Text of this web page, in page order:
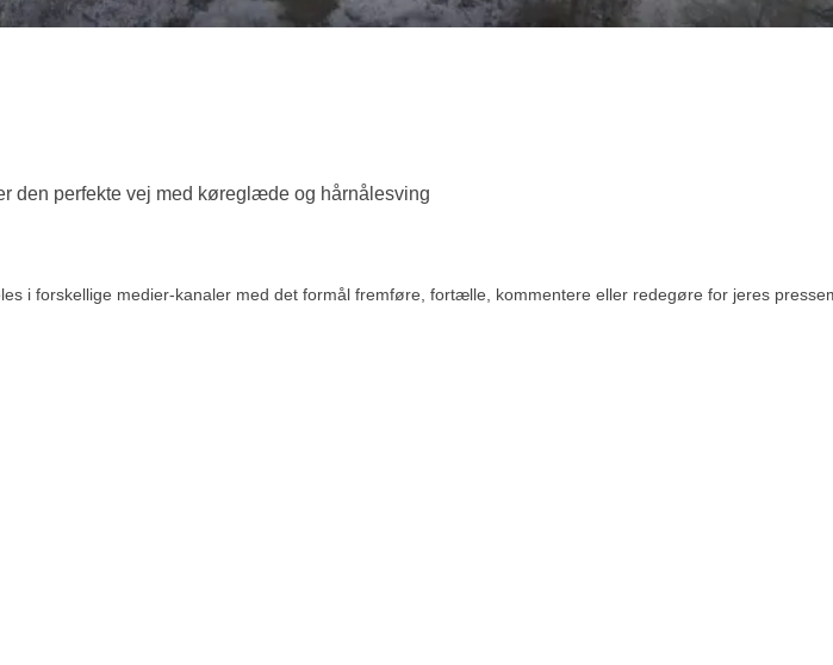
den perfekte vej med køreglæde og hårnålesving
i forskellige medier-kanaler med det formål fremføre, fortælle, kommentere eller redegøre for jeres